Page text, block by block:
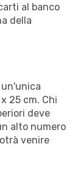
al banco
della
25 cm. Chi
deve
alto numero
venire